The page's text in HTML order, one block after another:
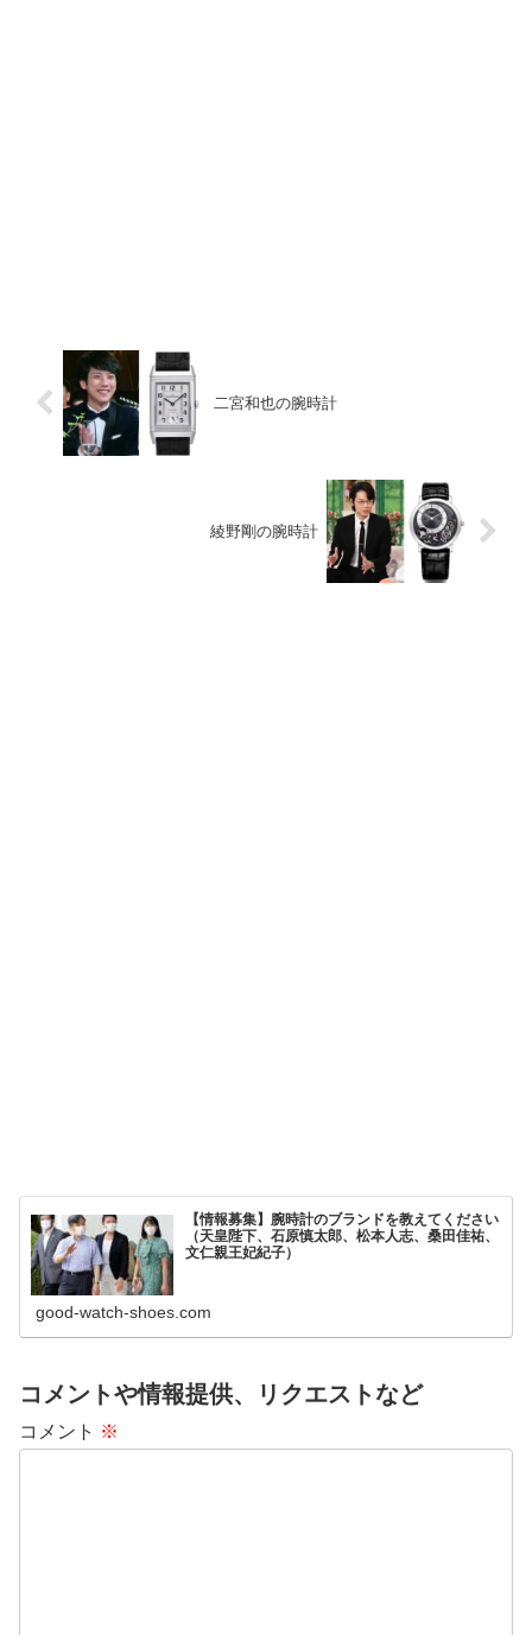
二宮和也の腕時計
綾野剛の腕時計
【情報募集】腕時計のブランドを教えてください
（天皇陛下、石原慎太郎、松本人志、桑田佳祐、
文仁親王妃紀子）
good-watch-shoes.com
コメントや情報提供、リクエストなど
コメント ※